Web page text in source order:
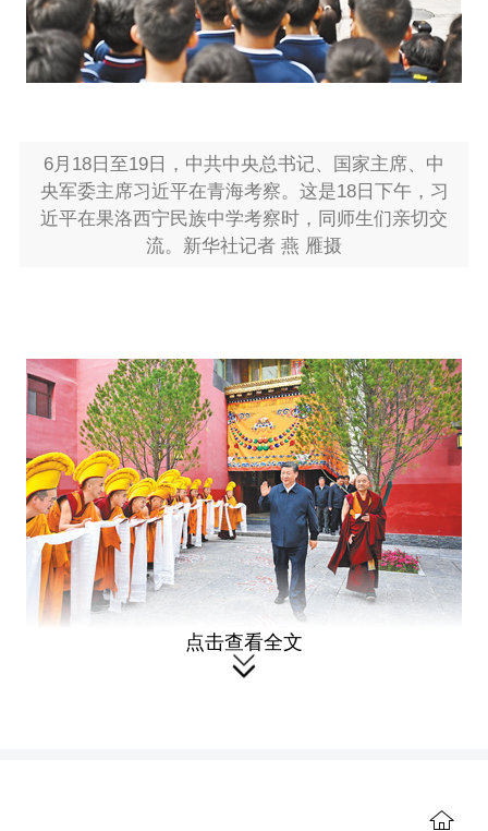
6月18日至19日，中共中央总书记、国家主席、中
央军委主席习近平在青海考察。这是18日下午，习
近平在果洛西宁民族中学考察时，同师生们亲切交
流。 新华社记者 燕 雁摄
点击查看全文
